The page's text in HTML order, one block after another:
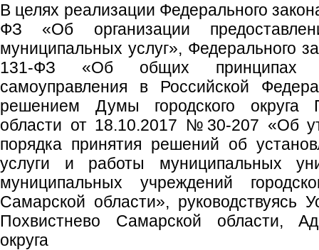
В целях реализации Федерального
ФЗ «Об организации
муниципальных услуг», Федерального
131-ФЗ «Об общих принципах
самоуправления в Российской
решением Думы городского округа
области от 18.10.2017 №30-207 «Об
порядка принятия решений об
услуги и работы муниципальных
муниципальных учреждений
Самарской области», руководствуясь
Похвистнево Самарской области,
округа